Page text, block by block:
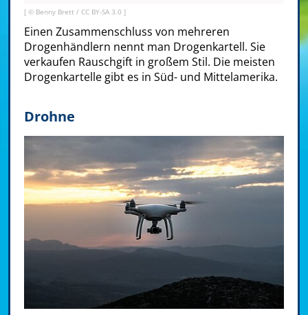
[ © Benny Brett / CC BY-SA 3.0 ]
Einen Zusammenschluss von mehreren
Drogenhändlern nennt man Drogenkartell. Sie
verkaufen Rauschgift in großem Stil. Die meisten
Drogenkartelle gibt es in Süd- und Mittelamerika.
Drohne